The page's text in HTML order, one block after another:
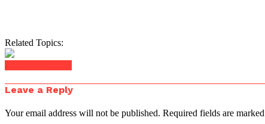
Related Topics:
Leave a Reply
Your email address will not be published. Required fields are marked